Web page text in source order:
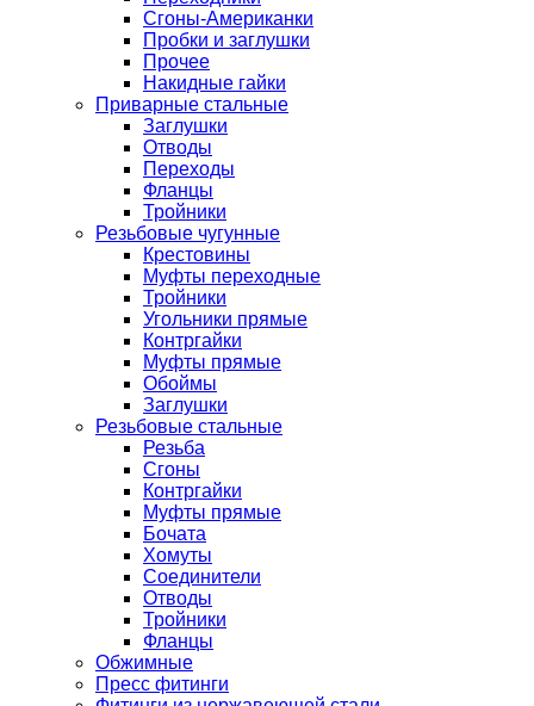
Сгоны-Американки
Пробки и заглушки
Прочее
Накидные гайки
Приварные стальные
Заглушки
Отводы
Переходы
Фланцы
Тройники
Резьбовые чугунные
Крестовины
Муфты переходные
Тройники
Угольники прямые
Контргайки
Муфты прямые
Обоймы
Заглушки
Резьбовые стальные
Резьба
Сгоны
Контргайки
Муфты прямые
Бочата
Хомуты
Соединители
Отводы
Тройники
Фланцы
Обжимные
Пресс фитинги